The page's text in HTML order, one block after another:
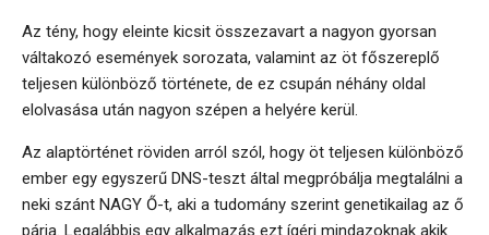
Az tény, hogy eleinte kicsit összezavart a nagyon gyorsan
váltakozó események sorozata, valamint az öt főszereplő
teljesen különböző története, de ez csupán néhány oldal
elolvasása után nagyon szépen a helyére kerül.
Az alaptörténet röviden arról szól, hogy öt teljesen különböző
ember egy egyszerű DNS-teszt által megpróbálja megtalálni a
neki szánt NAGY Ő-t, aki a tudomány szerint genetikailag az ő
párja. Legalábbis egy alkalmazás ezt ígéri mindazoknak akik